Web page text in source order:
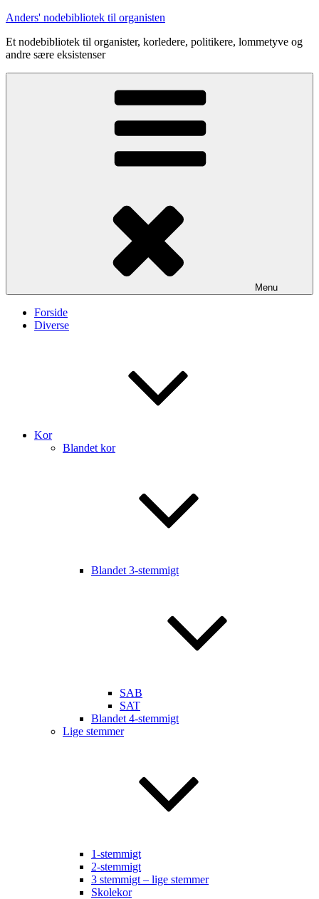
Videre
indhold
Anders' nodebibliotek til organisten
Et nodebibliotek til organister, korledere, politikere, lommetyve og
andre sære eksistenser
Menu
Forside
Diverse
Kor
Blandet kor
Blandet 3-stemmigt
SAB
SAT
Blandet 4-stemmigt
Lige stemmer
1-stemmigt
2-stemmigt
3 stemmigt – lige stemmer
Skolekor